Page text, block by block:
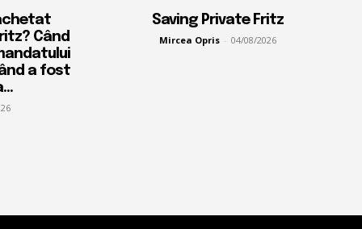
Când
a fost
Saving Private Fritz
Mircea Opris - 04/08/2026